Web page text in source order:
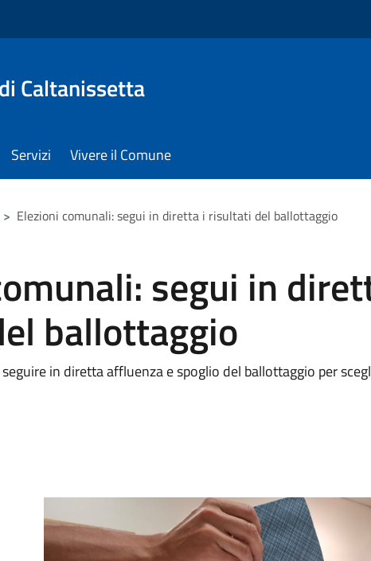
Caltanissetta
Servizi Vivere il Comune
> Elezioni comunali: segui in diretta i risultati del ballottaggio
segui in
ballottaggio
in diretta affluenza e spoglio del ballottaggio per